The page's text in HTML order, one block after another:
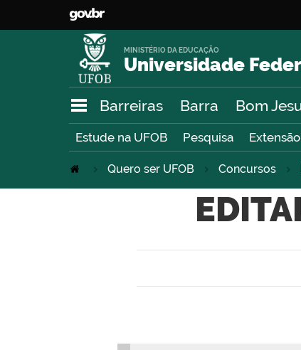
Universidade
MINISTÉRIO DA EDUCAÇÃO
Barreiras Barra Bom
Estude na UFOB Pesquisa
Quero ser UFOB Concursos